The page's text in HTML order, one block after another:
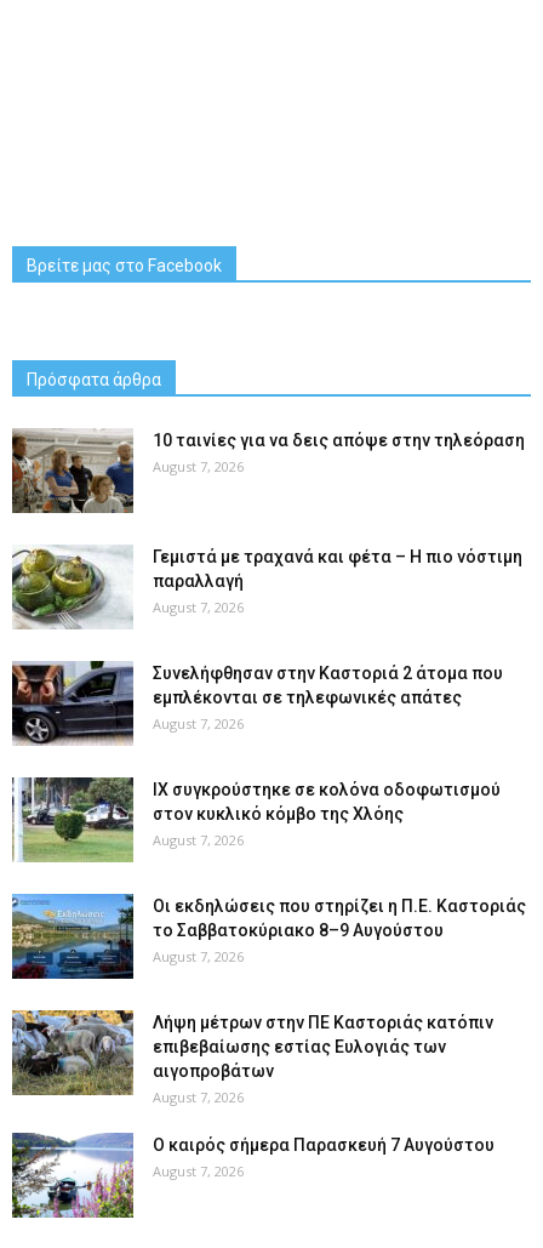
Βρείτε μας στο Facebook
Πρόσφατα άρθρα
10 ταινίες για να δεις απόψε στην τηλεόραση
August 7, 2026
Γεμιστά με τραχανά και φέτα – Η πιο νόστιμη
παραλλαγή
August 7, 2026
Συνελήφθησαν στην Καστοριά 2 άτομα που
εμπλέκονται σε τηλεφωνικές απάτες
August 7, 2026
ΙΧ συγκρούστηκε σε κολόνα οδοφωτισμού
στον κυκλικό κόμβο της Χλόης
August 7, 2026
Οι εκδηλώσεις που στηρίζει η Π.Ε. Καστοριάς
το Σαββατοκύριακο 8–9 Αυγούστου
August 7, 2026
Λήψη μέτρων στην ΠΕ Καστοριάς κατόπιν
επιβεβαίωσης εστίας Ευλογιάς των
αιγοπροβάτων
August 7, 2026
Ο καιρός σήμερα Παρασκευή 7 Αυγούστου
August 7, 2026